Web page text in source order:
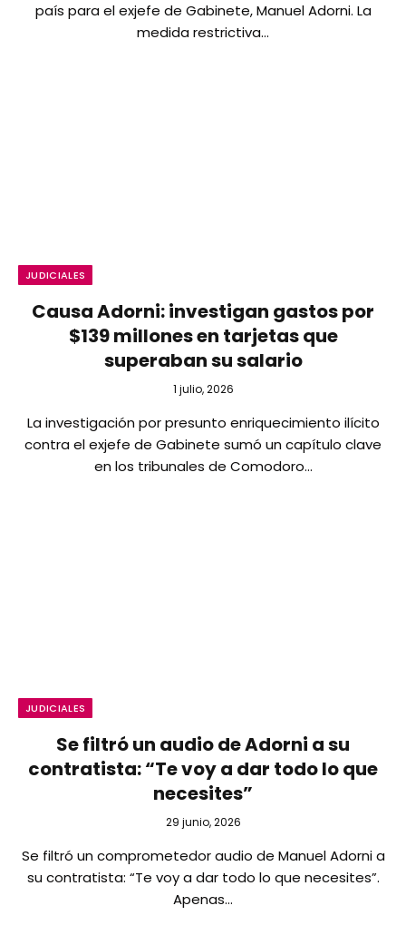
país para el exjefe de Gabinete, Manuel Adorni. La
medida restrictiva…
JUDICIALES
Causa Adorni: investigan gastos por
$139 millones en tarjetas que
superaban su salario
1 julio, 2026
La investigación por presunto enriquecimiento ilícito
contra el exjefe de Gabinete sumó un capítulo clave
en los tribunales de Comodoro…
JUDICIALES
Se filtró un audio de Adorni a su
contratista: “Te voy a dar todo lo que
necesites”
29 junio, 2026
Se filtró un comprometedor audio de Manuel Adorni a
su contratista: “Te voy a dar todo lo que necesites”.
Apenas…